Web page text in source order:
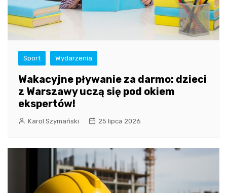
Sport Wydarzenia
Wakacyjne pływanie za darmo: dzieci
z Warszawy uczą się pod okiem
ekspertów!
Karol Szymański 25 lipca 2026